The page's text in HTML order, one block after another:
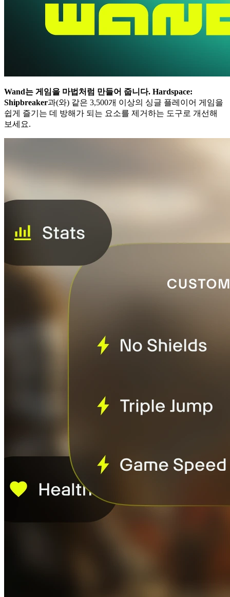
Wand는 게임을 마법처럼 만들어 줍니다. Hardspace:
Shipbreaker과(와) 같은 3,500개 이상의 싱글 플레이어 게임을
쉽게 즐기는 데 방해가 되는 요소를 제거하는 도구로 개선해
보세요.